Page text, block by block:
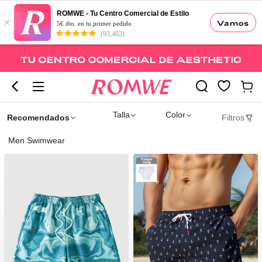
Vamos
×
ROMWE - Tu Centro Comercial de Estilo
5€ dto. en tu primer pedido
(93,402)
Recomendados Talla Color Filtros
Men Swimwear